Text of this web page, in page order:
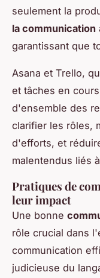
seulement la
la communication
garantissant que
Asana et Trello,
et tâches en
d'ensemble des
clarifier les rôles,
d'efforts, et
malentendus liés
Pratiques de
leur impact
Une bonne
rôle crucial dans
communication
judicieuse du